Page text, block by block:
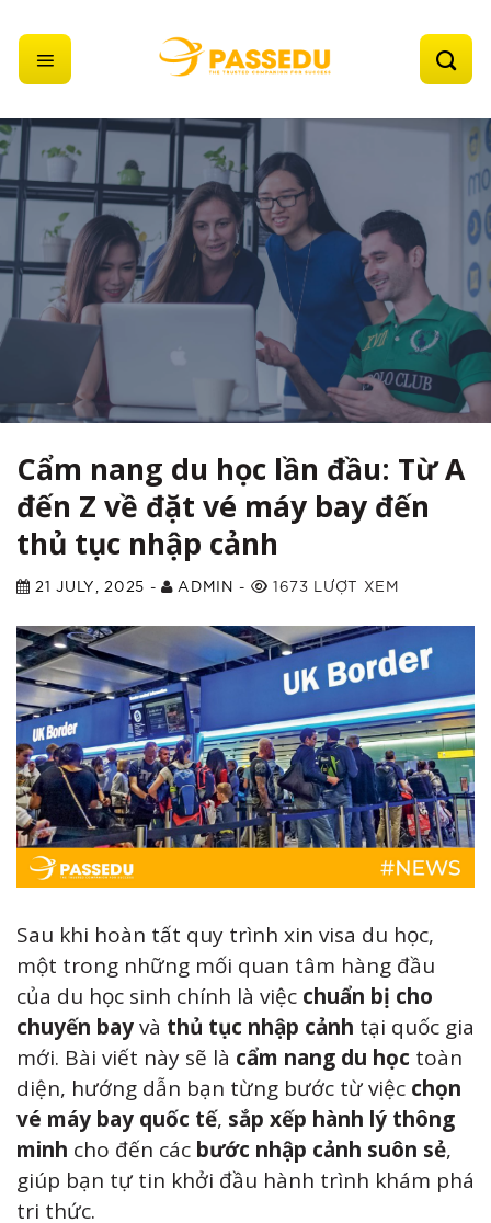
to
content
Cẩm nang du học lần đầu: Từ A
đến Z về đặt vé máy bay đến
thủ tục nhập cảnh
21 JULY, 2025 - ADMIN - 1673 LƯỢT XEM
Sau khi hoàn tất quy trình xin visa du học,
một trong những mối quan tâm hàng đầu
của du học sinh chính là việc chuẩn bị cho
chuyến bayvà thủ tục nhập cảnh tại quốc gia
mới. Bài viết này sẽ là cẩm nang du học toàn
diện, hướng dẫn bạn từng bước từ việc chọn
vé máy bay quốc tế, sắp xếp hành lý thông
minh cho đến các bước nhập cảnh suôn sẻ,
giúp bạn tự tin khởi đầu hành trình khám phá
tri thức.